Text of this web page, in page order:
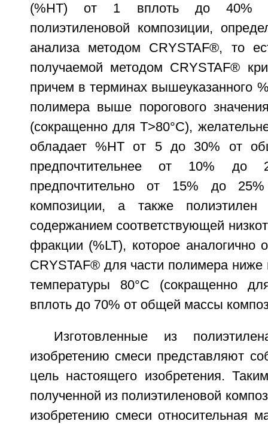
(%НТ) от 1 вплоть до 40%
полиэтиленовой композиции,
анализа методом CRYSTAF®, то
получаемой методом CRYSTAF®
причем в терминах вышеуказанного
полимера выше порогового
(сокращенно для Т>80°С),
обладает %НТ от 5 до 30% от
предпочтительнее от 10% до
предпочтительно от 15% до
композиции, а также полиэтилен
содержанием соответствующей
фракции (%LT), которое аналогично
CRYSTAF® для части полимера ниже
температуры 80°С (сокращенно
вплоть до 70% от общей массы
Изготовленные из
изобретению смеси представляют
цель настоящего изобретения.
полученной из полиэтиленовой
изобретению смеси относительная